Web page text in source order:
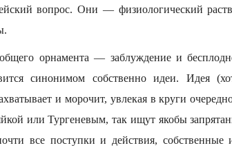
вопрос. Они — физиологический
орнамента — заблуждение и
синонимом собственно идеи. Идея
и морочит, увлекая в круги
или Тургеневым, так ищут якобы
все поступки и действия,